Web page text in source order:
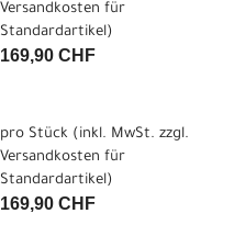
Versandkosten für
Standardartikel)
169,90 CHF
pro Stück (inkl. MwSt. zzgl.
Versandkosten für
Standardartikel)
169,90 CHF